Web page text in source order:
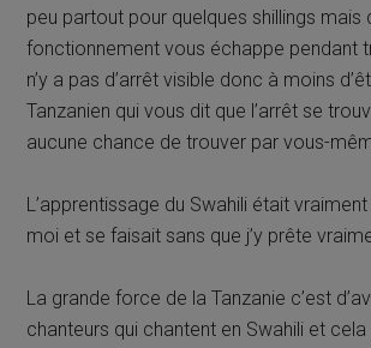
peu partout pour quelques shillings mais
fonctionnement vous échappe pendant
n’y a pas d’arrêt visible donc à moins
Tanzanien qui vous dit que l’arrêt se
aucune chance de trouver par vous-
L’apprentissage du Swahili était vraiment
moi et se faisait sans que j’y prête
La grande force de la Tanzanie c’est
chanteurs qui chantent en Swahili et